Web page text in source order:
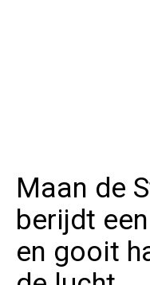
Maan de
berijdt
en gooit